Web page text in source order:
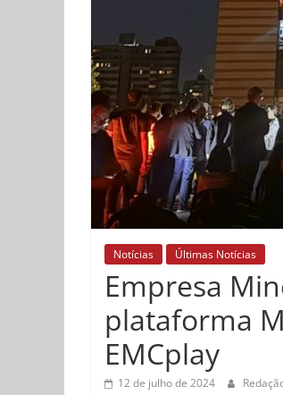
Notícias Últimas Notícias
Empresa
plataforma
EMCplay
12 de julho de 2024